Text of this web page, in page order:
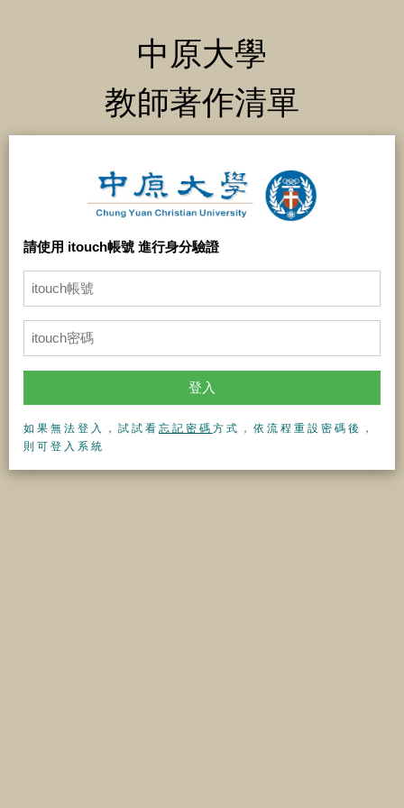
中原大學
教師著作清單
請使用 itouch帳號 進行身分驗證
登入
如果無法登入，試試看 忘記密碼 方式，依流程重設密碼後，
則可登入系統